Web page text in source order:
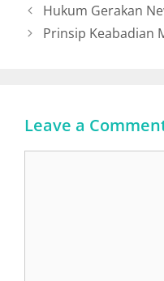
Hukum Gerakan
Prinsip Keabadian
Leave a